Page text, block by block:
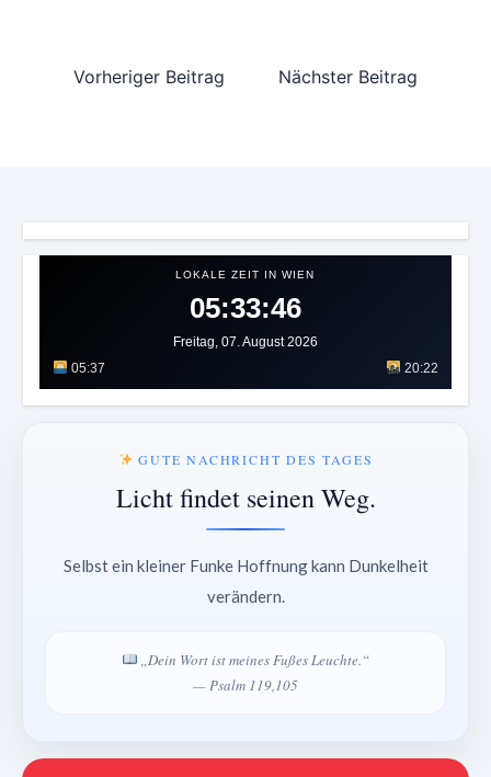
Vorheriger Beitrag Nächster Beitrag
LOKALE ZEIT IN WIEN
05:33:48
Freitag, 07. August 2026
05:37
20:22
GUTE NACHRICHT DES TAGES
Licht findet seinen Weg.
Selbst ein kleiner Funke Hoffnung kann Dunkelheit
verändern.
„Dein Wort ist meines Fußes Leuchte.“
— Psalm 119,105